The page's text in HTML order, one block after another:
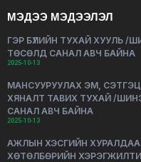
МЭДЭЭ МЭДЭЭЛЭЛ
ГЭР БҮЛИЙН ТУХАЙ ХУУЛЬ /
ТӨСӨЛД САНАЛ АВЧ БАЙНА
2025-10-13
МАНСУУРУУЛАХ ЭМ,
ХЯНАЛТ ТАВИХ ТУХАЙ /
САНАЛ АВЧ БАЙНА
2025-10-13
АЖЛЫН ХЭСГИЙН
ХӨТӨЛБӨРИЙН